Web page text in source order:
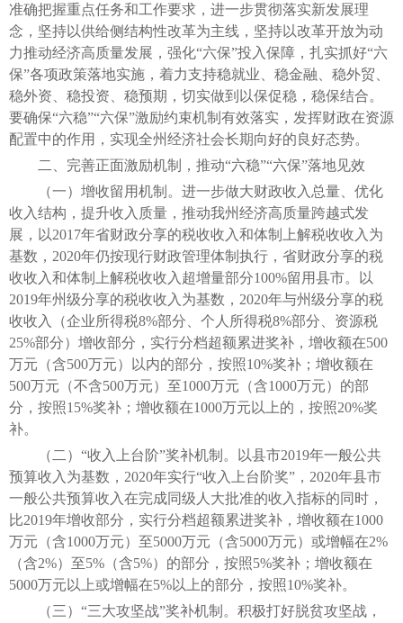
准确把握重点任务和工作要求，进一步贯彻落实新发展理
念，坚持以供给侧结构性改革为主线，坚持以改革开放为动
力推动经济高质量发展，强化“六保”投入保障，扎实抓好“六
保”各项政策落地实施，着力支持稳就业、稳金融、稳外贸、
稳外资、稳投资、稳预期，切实做到以保促稳，稳保结合。
要确保“六稳”“六保”激励约束机制有效落实，发挥财政在资源
配置中的作用，实现全州经济社会长期向好的良好态势。
二、完善正面激励机制，推动“六稳”“六保”落地见效
（一）增收留用机制。进一步做大财政收入总量、优化
收入结构，提升收入质量，推动我州经济高质量跨越式发
展，以2017年省财政分享的税收收入和体制上解税收收入为
基数，2020年仍按现行财政管理体制执行，省财政分享的税
收收入和体制上解税收收入超增量部分100%留用县市。以
2019年州级分享的税收收入为基数，2020年与州级分享的税
收收入（企业所得税8%部分、个人所得税8%部分、资源税
25%部分）增收部分，实行分档超额累进奖补，增收额在500
万元（含500万元）以内的部分，按照10%奖补；增收额在
500万元（不含500万元）至1000万元（含1000万元）的部
分，按照15%奖补；增收额在1000万元以上的，按照20%奖
补。
（二）“收入上台阶”奖补机制。以县市2019年一般公共
预算收入为基数，2020年实行“收入上台阶奖”，2020年县市
一般公共预算收入在完成同级人大批准的收入指标的同时，
比2019年增收部分，实行分档超额累进奖补，增收额在1000
万元（含1000万元）至5000万元（含5000万元）或增幅在2%
（含2%）至5%（含5%）的部分，按照5%奖补；增收额在
5000万元以上或增幅在5%以上的部分，按照10%奖补。
（三）“三大攻坚战”奖补机制。积极打好脱贫攻坚战，